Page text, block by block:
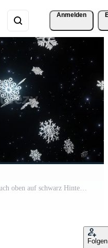
Anmelden
Silber Schneeflocken sind erhebt euch oben auf schwarz Hintergrund. geschlungen, 4kresolution Pro Video
Folgen